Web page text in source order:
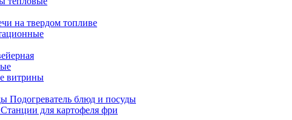
на твердом топливе
витрины
Подогреватель блюд и посуды
Станции для картофеля фри